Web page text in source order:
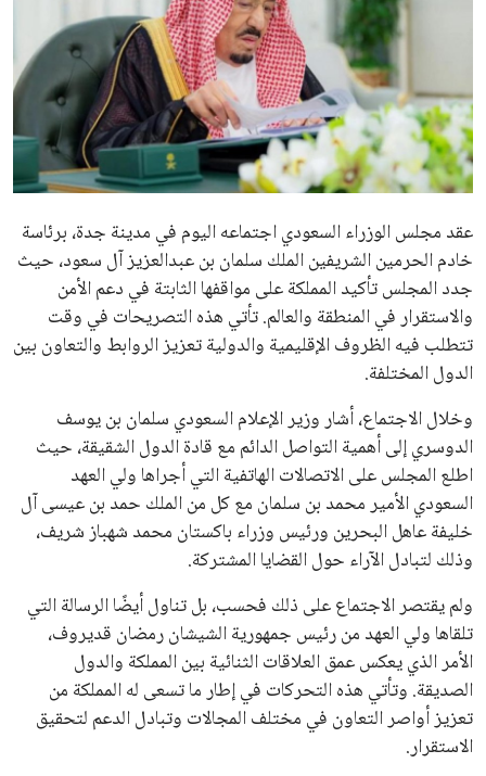
فن وثقافة
علوم وتكنولوجيا
المرأة والجمال
حوادث
محافظات
عقد مجلس الوزراء السعودي اجتماعه اليوم في مدينة جدة، برئاسة
خادم الحرمين الشريفين الملك سلمان بن عبدالعزيز آل سعود، حيث
جدد المجلس تأكيد المملكة على مواقفها الثابتة في دعم الأمن
والاستقرار في المنطقة والعالم. تأتي هذه التصريحات في وقت
تتطلب فيه الظروف الإقليمية والدولية تعزيز الروابط والتعاون بين
الدول المختلفة.
وخلال الاجتماع، أشار وزير الإعلام السعودي سلمان بن يوسف
الدوسري إلى أهمية التواصل الدائم مع قادة الدول الشقيقة، حيث
اطلع المجلس على الاتصالات الهاتفية التي أجراها ولي العهد
السعودي الأمير محمد بن سلمان مع كل من الملك حمد بن عيسى آل
خليفة عاهل البحرين ورئيس وزراء باكستان محمد شهباز شريف،
وذلك لتبادل الآراء حول القضايا المشتركة.
ولم يقتصر الاجتماع على ذلك فحسب، بل تناول أيضًا الرسالة التي
تلقاها ولي العهد من رئيس جمهورية الشيشان رمضان قديروف،
الأمر الذي يعكس عمق العلاقات الثنائية بين المملكة والدول
الصديقة. وتأتي هذه التحركات في إطار ما تسعى له المملكة من
تعزيز أواصر التعاون في مختلف المجالات وتبادل الدعم لتحقيق
الاستقرار.